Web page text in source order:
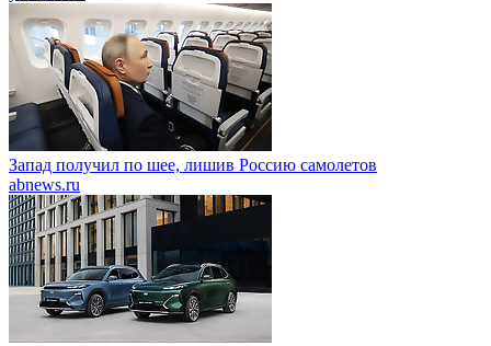
Запад получил по шее, лишив Россию самолетов
abnews.ru